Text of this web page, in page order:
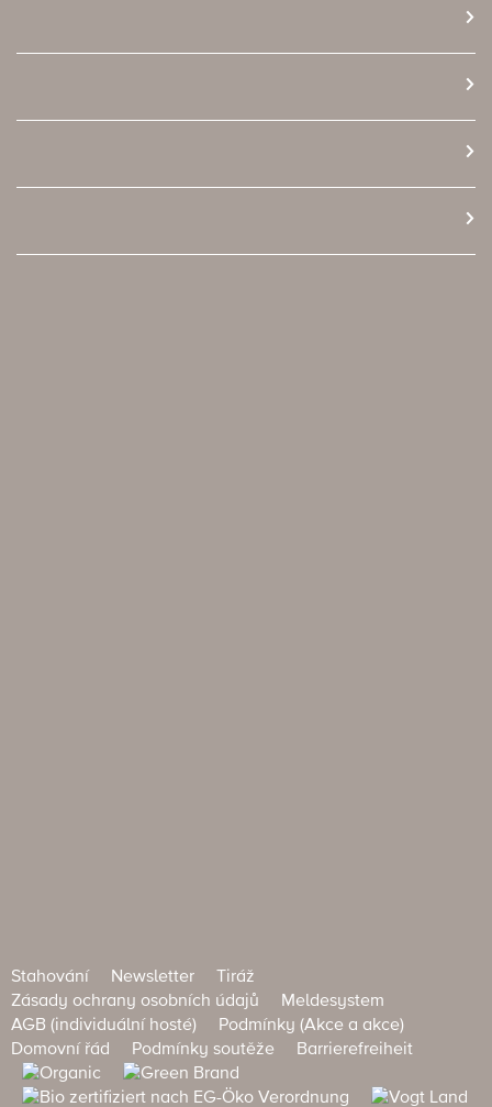
Stahování Newsletter
Tiráž
Zásady ochrany osobních údajů
Meldesystem
AGB (individuální hosté)
Podmínky (Akce a akce)
Domovní řád
Podmínky soutěže Barrierefreiheit